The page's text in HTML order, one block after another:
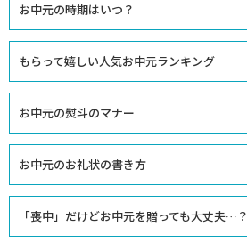
お中元の時期はいつ？
もらって嬉しい人気お中元ランキング
お中元の熨斗のマナー
お中元のお礼状の書き方
「喪中」だけどお中元を贈っても大丈夫…？